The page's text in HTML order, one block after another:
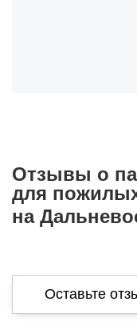
Отзывы о
для
на
Оставьте